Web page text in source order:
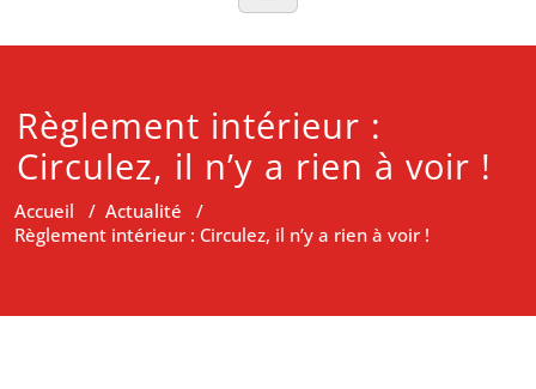
Règlement intérieur :
Circulez, il n’y a rien à voir !
Accueil / Actualité /
Règlement intérieur : Circulez, il n’y a rien à voir !